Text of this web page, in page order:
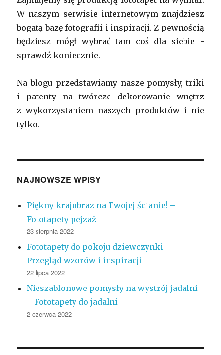
W naszym serwisie internetowym znajdziesz
bogatą bazę fotografii i inspiracji. Z pewnością
będziesz mógł wybrać tam coś dla siebie -
sprawdź koniecznie.
Na blogu przedstawiamy nasze pomysły, triki
i patenty na twórcze dekorowanie wnętrz
z wykorzystaniem naszych produktów i nie
tylko.
NAJNOWSZE WPISY
Piękny krajobraz na Twojej ścianie! –
Fototapety pejzaż
23 sierpnia 2022
Fototapety do pokoju dziewczynki –
Przegląd wzorów i inspiracji
22 lipca 2022
Nieszablonowe pomysły na wystrój jadalni
– Fototapety do jadalni
2 czerwca 2022